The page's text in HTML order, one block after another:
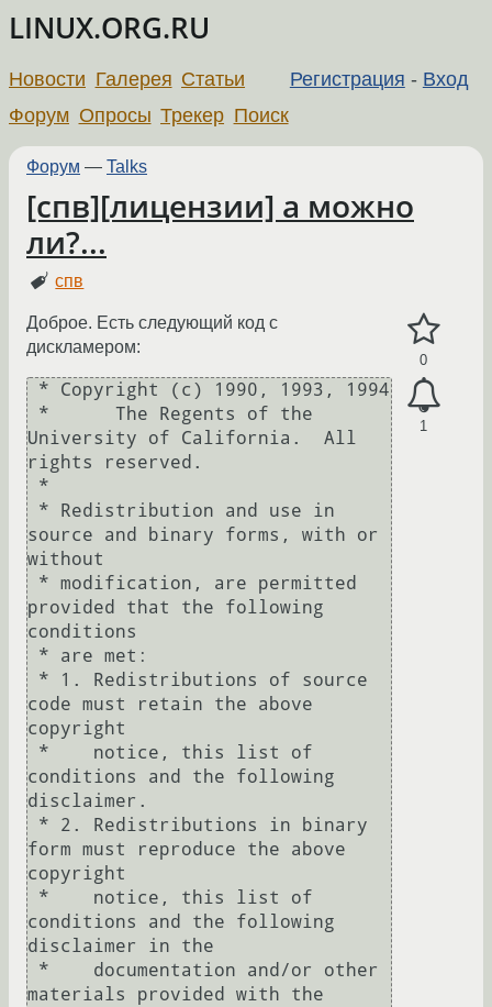
LINUX.ORG.RU
Регистрация - Вход
Новости Галерея Статьи
Форум Опросы Трекер Поиск
Форум — Talks
[спв][лицензии] а можно
ли?...
спв
0
1
Доброе. Есть следующий код с
дискламером:
University of California.  All
rights reserved.
source and binary forms, with or
without
provided that the following
conditions
code must retain the above
copyright
conditions and the following
disclaimer.
form must reproduce the above
copyright
conditions and the following
disclaimer in the
materials provided with the